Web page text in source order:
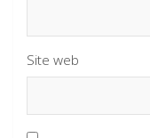
Site web